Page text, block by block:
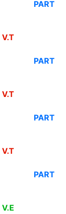
PART
V.T
PART
V.T
PART
V.T
PART
V.E